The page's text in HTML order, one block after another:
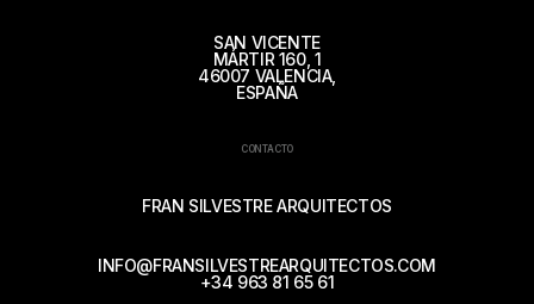
SAN VICENTE
MÁRTIR 160, 1
46007 VALENCIA,
ESPAÑA
CONTACTO
FRAN SILVESTRE ARQUITECTOS
INFO@FRANSILVESTREARQUITECTOS.COM
+34 963 81 65 61